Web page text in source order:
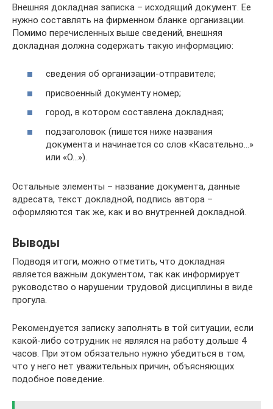
Внешняя докладная записка – исходящий документ. Ее
нужно составлять на фирменном бланке организации.
Помимо перечисленных выше сведений, внешняя
докладная должна содержать такую информацию:
сведения об организации-отправителе;
присвоенный документу номер;
город, в котором составлена докладная;
подзаголовок (пишется ниже названия
документа и начинается со слов «Касательно…»
или «О…»).
Остальные элементы – название документа, данные
адресата, текст докладной, подпись автора –
оформляются так же, как и во внутренней докладной.
Выводы
Подводя итоги, можно отметить, что докладная
является важным документом, так как информирует
руководство о нарушении трудовой дисциплины в виде
прогула.
Рекомендуется записку заполнять в той ситуации, если
какой-либо сотрудник не являлся на работу дольше 4
часов. При этом обязательно нужно убедиться в том,
что у него нет уважительных причин, объясняющих
подобное поведение.